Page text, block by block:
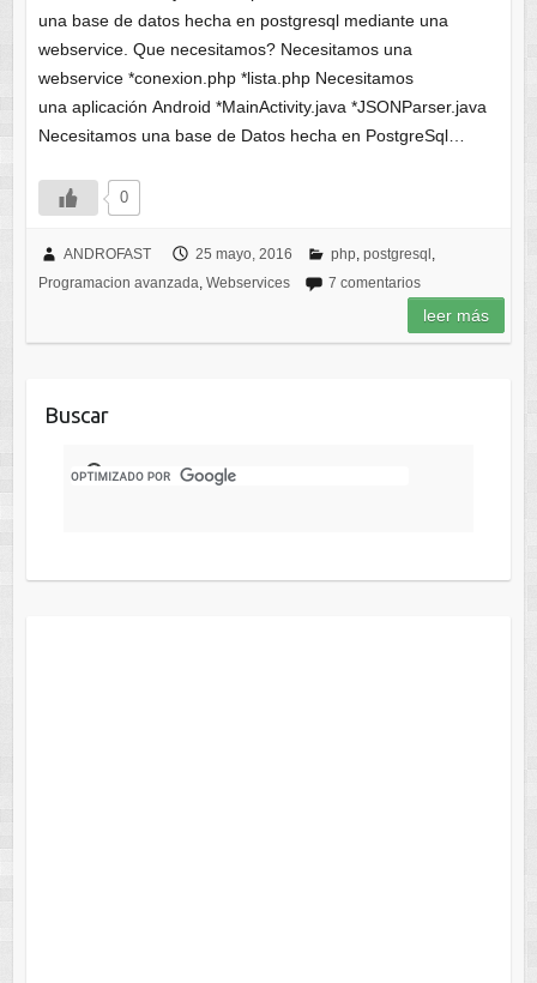
una base de datos hecha en postgresql mediante una
webservice. Que necesitamos? Necesitamos una
webservice *conexion.php *lista.php Necesitamos
una aplicación Android *MainActivity.java *JSONParser.java
Necesitamos una base de Datos hecha en PostgreSql…
0
ANDROFAST 25 mayo, 2016 php, postgresql
Programacion avanzada Webservices 7 comentarios
leer más
Buscar